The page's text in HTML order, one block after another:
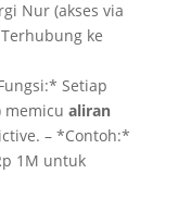
Nur (akses via
ke
Setiap
memicu aliran
– *Contoh:*
1M untuk